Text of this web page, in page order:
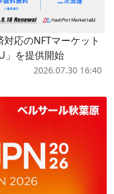
応のNFTマーケット
を提供開始
2026.07.30 16:40